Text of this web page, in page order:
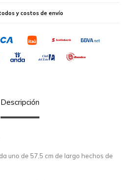
y costos de envío
Descripción
uno de 57,5 cm de largo hechos de